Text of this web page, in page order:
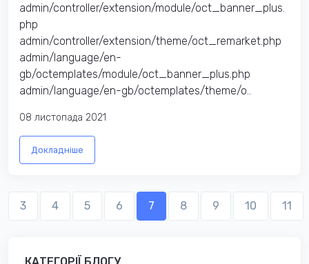
admin/controller/extension/module/oct_banner_plus.
php
admin/controller/extension/theme/oct_remarket.php
admin/language/en-
gb/octemplates/module/oct_banner_plus.php
admin/language/en-gb/octemplates/theme/o..
08 листопада 2021
Докладніше
3 4 5 6 7 8 9 10 11